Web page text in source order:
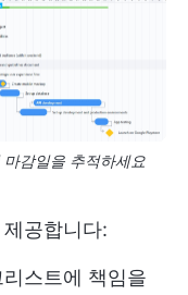
감일을 추적하세요
공합니다:
스트에 책임을